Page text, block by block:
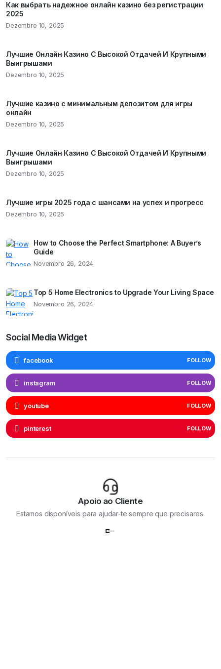
Как выбрать надежное онлайн казино без регистрации
2025
Dezembro 10, 2025
Лучшие Онлайн Казино С Высокой Отдачей И Крупными
Выигрышами
Dezembro 10, 2025
Лучшие казино с минимальным депозитом для игры
онлайн
Dezembro 10, 2025
Лучшие Онлайн Казино С Высокой Отдачей И Крупными
Выигрышами
Dezembro 10, 2025
Лучшие игры 2025 года с шансами на успех и прогресс
Dezembro 10, 2025
How to Choose the Perfect Smartphone: A Buyer’s
Guide
Novembro 26, 2024
Top 5 Home Electronics to Upgrade Your Living Space
Novembro 26, 2024
Social Media Widget
facebook FOLLOW
instagram FOLLOW
youtube FOLLOW
pinterest FOLLOW
Apoio ao Cliente
Estamos disponíveis para ajudar-te sempre que precisares.